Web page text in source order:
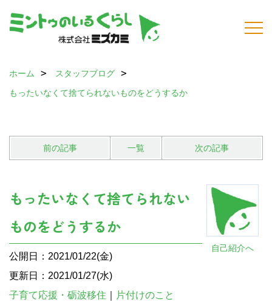
ホーム
スタッフブログ
もったいなくて捨てられないものをどうするか
前の記事 一覧 次の記事
自己紹介へ
もったいなくて捨てられない
ものをどうするか
公開日：2021/01/22(金)
更新日：2021/01/27(水)
子育て応援・砺波移住
片付けのこと